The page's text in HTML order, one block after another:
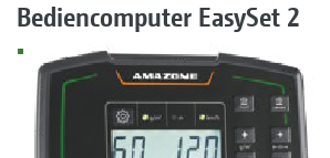
Bediencomputer EasySet 2